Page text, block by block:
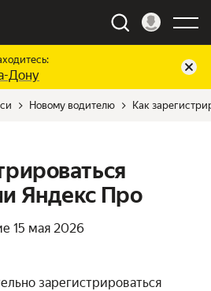
Дону
Новому водителю Как
Яндекс Про
15 мая 2026
зарегистрироваться